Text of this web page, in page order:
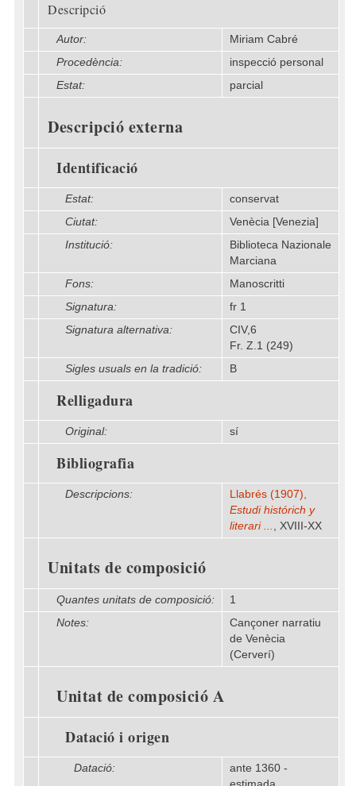
Descripció
Autor:
Miriam Cabré
Procedència:
inspecció personal
Estat:
parcial
Descripció externa
Identificació
Estat:
conservat
Ciutat:
Venècia [Venezia]
Institució:
Biblioteca Nazionale
Marciana
Fons:
Manoscritti
Signatura:
fr 1
Signatura alternativa:
CIV,6
Fr. Z.1 (249)
Sigles usuals en la tradició:
B
Relligadura
Original: sí
Bibliografia
Descripcions:
Llabrés (1907),
Estudi histórich y
literari ... , XVIII-XX
Unitats de composició
Quantes unitats de composició:
1
Notes:
Cançoner narratiu
de Venècia
(Cerverí)
Unitat de composició A
Datació i origen
Datació:
ante 1360 -